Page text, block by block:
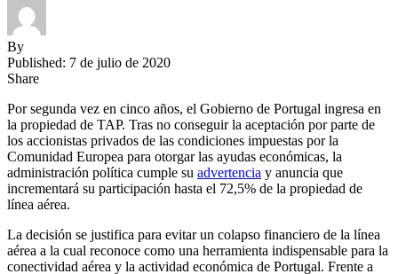
By
Published: 7 de julio de 2020
Share
Por segunda vez en cinco años, el Gobierno de Portugal ingresa en
la propiedad de TAP. Tras no conseguir la aceptación por parte de
los accionistas privados de las condiciones impuestas por la
Comunidad Europea para otorgar las ayudas económicas, la
administración política cumple su advertencia y anuncia que
incrementará su participación hasta el 72,5% de la propiedad de
línea aérea.
La decisión se justifica para evitar un colapso financiero de la línea
aérea a la cual reconoce como una herramienta indispensable para la
conectividad aérea y la actividad económica de Portugal. Frente a